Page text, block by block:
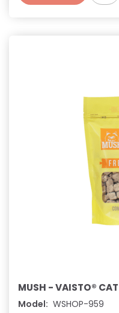
MUSH - VAISTO® CAT
Model: WSHOP-959